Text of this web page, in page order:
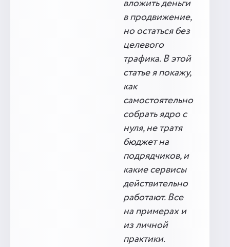
вложить деньги
в продвижение,
но остаться без
целевого
трафика. В этой
статье я покажу,
как
самостоятельно
собрать ядро с
нуля, не тратя
бюджет на
подрядчиков, и
какие сервисы
действительно
работают. Все
на примерах и
из личной
практики.